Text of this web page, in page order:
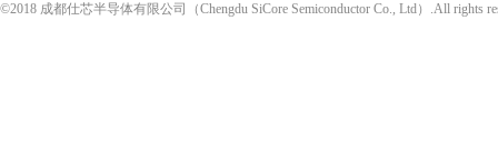
©2018 成都仕芯半导体有限公司（Chengdu SiCore Semiconductor Co., Ltd）.All rights